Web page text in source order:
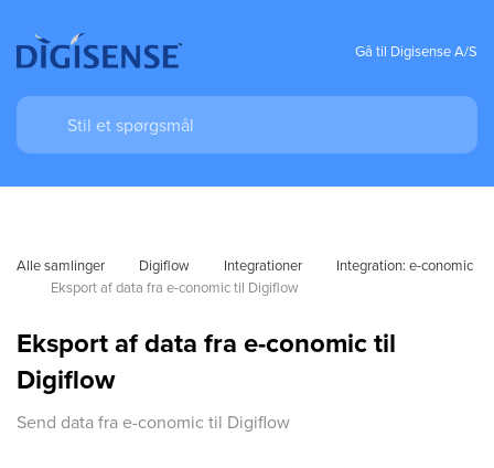
Gå til Digisense A/S
Alle samlinger Digiflow Integrationer
Integration: e-conomic
Eksport af data fra e-conomic til Digiflow
Eksport af data fra e-conomic til
Digiflow
Send data fra e-conomic til Digiflow